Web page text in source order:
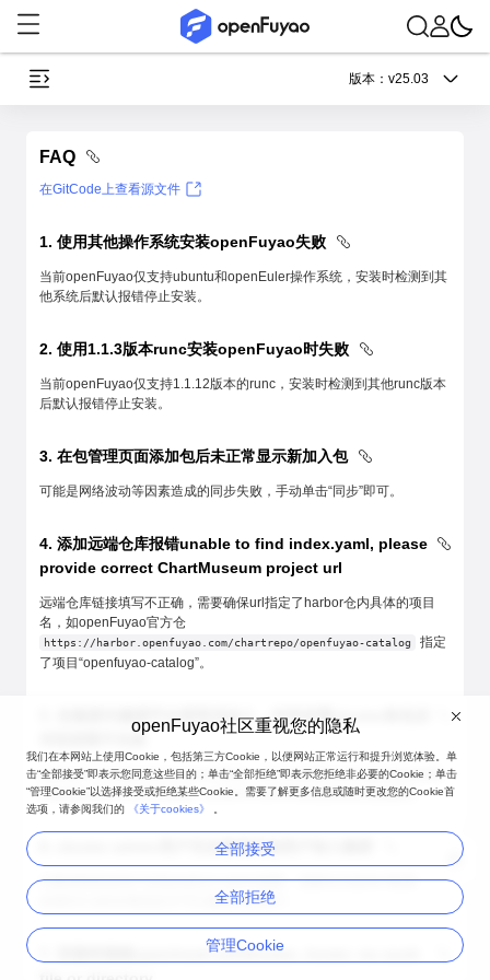
版本： v25.03
FAQ
在GitCode上查看源文件
1. 使用其他操作系统安装openFuyao失败
当前openFuyao仅支持ubuntu和openEuler操作系统，安装时检测到其
他系统后默认报错停止安装。
2. 使用1.1.3版本runc安装openFuyao时失败
当前openFuyao仅支持1.1.12版本的runc，安装时检测到其他runc版本
后默认报错停止安装。
3. 在包管理页面添加包后未正常显示新加入包
可能是网络波动等因素造成的同步失败，手动单击“同步”即可。
4. 添加远端仓库报错unable to find index.yaml, please
provide correct ChartMuseum project url
远端仓库链接填写不正确，需要确保url指定了harbor仓内具体的项目
名，如openFuyao官方仓
https://harbor.openfuyao.com/chartrepo/openfuyao-catalog
指定
了项目“openfuyao-catalog”。
5. 在集群内邀请平台管理员加入，对其设置cluster角色后
对应权限不生效
如果用户已经是platform admin角色，再对其设置cluster级角色后权限
仍然是platform admin权限。platform admin角色权限优先级最高。
6. cluster admin用户无法邀请其他用户加入集群
主要原因是该用户没有platform admin权限，需要先为该用户配置
platform admin角色后才可以邀请其他用户。
7. 安装时报错open/root/.ssh/known_hosts: no such
openFuyao社区重视您的隐私
我们在本网站上使用Cookie，包括第三方Cookie，以便网站正常运行和提升浏览体验。单
击“全部接受”即表示您同意这些目的；单击“全部拒绝”即表示您拒绝非必要的Cookie；单击
“管理Cookie”以选择接受或拒绝某些Cookie。需要了解更多信息或随时更改您的Cookie首
选项，请参阅我们的
《关于cookies》
全部接受
全部拒绝
管理Cookie